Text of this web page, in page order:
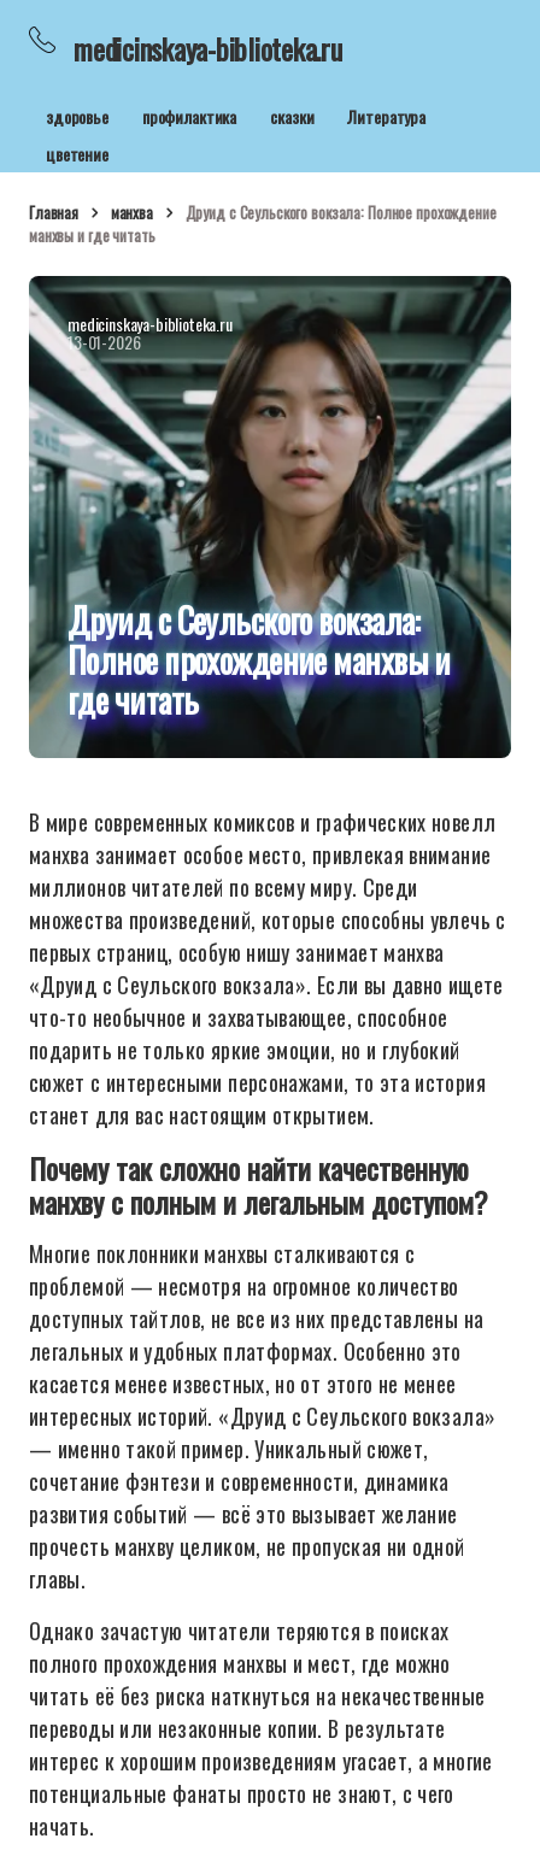
medicinskaya-biblioteka.ru
здоровье профилактика сказки
Литература
цветение
Главная манхва
Друид с Сеульского вокзала: Полное прохождение
манхвы и где читать
medicinskaya-biblioteka.ru
13-01-2026
Друид с Сеульского вокзала:
Полное прохождение манхвы и
где читать
В мире современных комиксов и графических новелл
манхва занимает особое место, привлекая внимание
миллионов читателей по всему миру. Среди
множества произведений, которые способны увлечь с
первых страниц, особую нишу занимает манхва
«Друид с Сеульского вокзала». Если вы давно ищете
что-то необычное и захватывающее, способное
подарить не только яркие эмоции, но и глубокий
сюжет с интересными персонажами, то эта история
станет для вас настоящим открытием.
Почему так сложно найти качественную
манхву с полным и легальным доступом?
Многие поклонники манхвы сталкиваются с
проблемой — несмотря на огромное количество
доступных тайтлов, не все из них представлены на
легальных и удобных платформах. Особенно это
касается менее известных, но от этого не менее
интересных историй. «Друид с Сеульского вокзала»
— именно такой пример. Уникальный сюжет,
сочетание фэнтези и современности, динамика
развития событий — всё это вызывает желание
прочесть манхву целиком, не пропуская ни одной
главы.
Однако зачастую читатели теряются в поисках
полного прохождения манхвы и мест, где можно
читать её без риска наткнуться на некачественные
переводы или незаконные копии. В результате
интерес к хорошим произведениям угасает, а многие
потенциальные фанаты просто не знают, с чего
начать.